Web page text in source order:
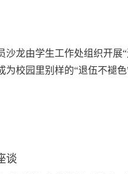
龙由学生工作处组织开展
校园里别样的“退伍不褪
谈